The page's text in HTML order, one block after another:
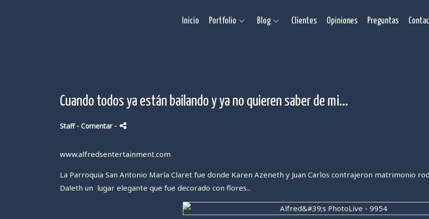
Inicio Portfolio Blog Clientes Opiniones Preguntas
Cuando todos ya están bailando y ya no quieren saber de mi...
Staff - Comentar -
www.alfredsentertainment.com
La Parroquia San Antonio María Claret fue donde Karen Azeneth y Juan Carlos contrajeron matrimonio
Daleth un lugar elegante que fue decorado con flores...